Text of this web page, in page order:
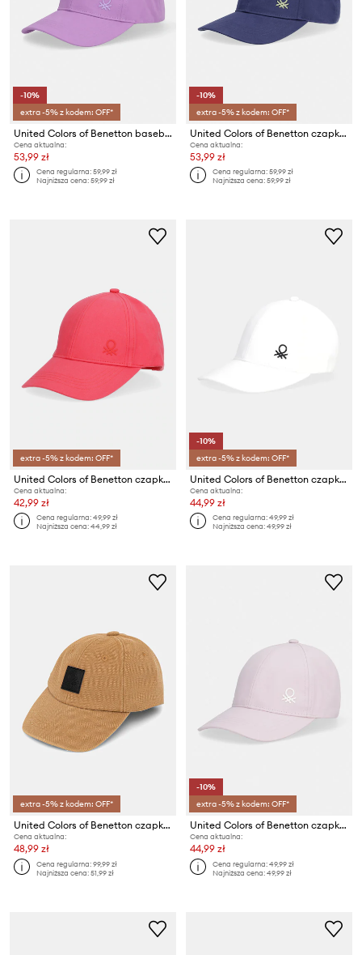
-10%
extra -5% z kodem: OFF*
United Colors of Benetton baseball cap dziecięca bawełniana
Cena aktualna:
53,99 zł
Cena regularna:59,99 zł
Najniższa cena:59,99 zł
-10%
extra -5% z kodem: OFF*
United Colors of Benetton czapka bejsbolowa dziecięca bawełniana
Cena aktualna:
53,99 zł
Cena regularna:59,99 zł
Najniższa cena:59,99 zł
extra -5% z kodem: OFF*
United Colors of Benetton czapka z daszkiem dziecięca bawełniana
Cena aktualna:
42,99 zł
Cena regularna:49,99 zł
Najniższa cena:44,99 zł
-10%
extra -5% z kodem: OFF*
United Colors of Benetton czapka z daszkiem dziecięca bawełniana
Cena aktualna:
44,99 zł
Cena regularna:49,99 zł
Najniższa cena:49,99 zł
extra -5% z kodem: OFF*
United Colors of Benetton czapka z daszkiem
Cena aktualna:
48,99 zł
Cena regularna:99,99 zł
Najniższa cena:51,99 zł
-10%
extra -5% z kodem: OFF*
United Colors of Benetton czapka z daszkiem dziecięca bawełniana
Cena aktualna:
44,99 zł
Cena regularna:49,99 zł
Najniższa cena:49,99 zł